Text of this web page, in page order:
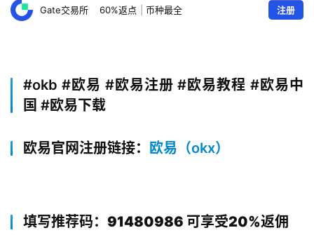
Gate交易所 60%返点 币种最全 注册
#okb #欧易 #欧易注册 #欧易教程 #欧易中
国 #欧易下载
欧易官网注册链接： 欧易（okx）
填写推荐码：91480986 可享受20%返佣